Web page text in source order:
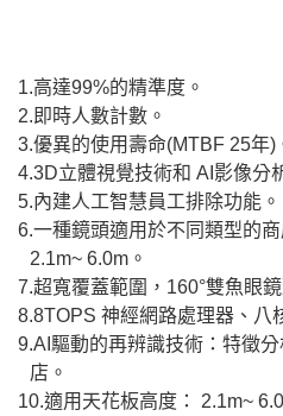
1.高達99%的精準度。
2.即時人數計數。
3.優異的使用壽命(MTBF 25年)
4.3D立體視覺技術和 AI影像分
5.內建人工智慧員工排除功能。
6.一種鏡頭適用於不同類型的
2.1m~ 6.0m。
7.超寬覆蓋範圍，160°雙魚眼
8.8TOPS 神經網路處理器、八
9.AI驅動的再辨識技術：特徵
店。
10.適用天花板高度： 2.1m~